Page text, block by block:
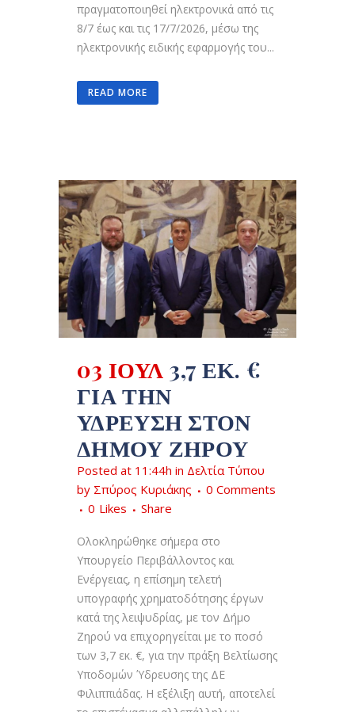
πραγματοποιηθεί ηλεκτρονικά από τις
8/7 έως και τις 17/7/2026, μέσω της
ηλεκτρονικής ειδικής εφαρμογής του...
READ MORE
03 ΙΟΎΛ 3,7 ΕΚ. €
ΓΙΑ ΤΗΝ
ΎΔΡΕΥΣΗ ΣΤΟΝ
ΔΉΜΟΥ ΖΗΡΟΎ
Posted at 11:44h in Δελτία Τύπου
by Σπύρος Κυριάκης
0 Comments
0 Likes Share
Ολοκληρώθηκε σήμερα στο
Υπουργείο Περιβάλλοντος και
Ενέργειας, η επίσημη τελετή
υπογραφής χρηματοδότησης έργων
κατά της λειψυδρίας, με τον Δήμο
Ζηρού να επιχορηγείται με το ποσό
των 3,7 εκ. €, για την πράξη Βελτίωσης
Υποδομών Ύδρευσης της ΔΕ
Φιλιππιάδας. Η εξέλιξη αυτή, αποτελεί